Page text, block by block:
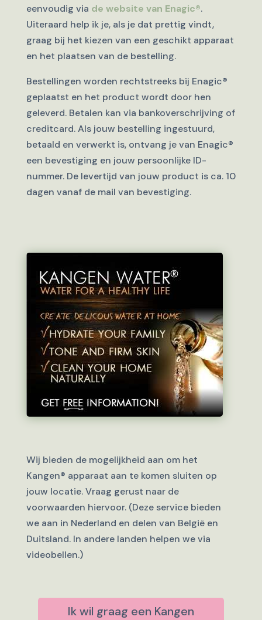
eenvoudig via de website van Enagic®.
Uiteraard help ik je, als je dat prettig vindt,
graag bij het kiezen van een geschikt apparaat
en het plaatsen van de bestelling.
Bestellingen worden rechtstreeks bij Enagic®
geplaatst en het product wordt door hen
geleverd. Betalen kan via bankoverschrijving of
creditcard. Als jouw bestelling ingestuurd,
betaald en verwerkt is, ontvang je van Enagic®
een bevestiging en jouw persoonlijke ID-
nummer. De levertijd van jouw product is ca. 10
dagen vanaf de mail van bevestiging.
Wij bieden de mogelijkheid aan om het
Kangen® apparaat aan te komen sluiten op
jouw locatie. Vraag gerust naar de
voorwaarden hiervoor. (Deze service bieden
we aan in Nederland en delen van België en
Duitsland. In andere landen helpen we via
videobellen.)
Ik wil graag een Kangen